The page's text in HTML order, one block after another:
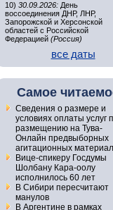
10) 30.09.2026: День
воссоединения ДНР, ЛНР,
Запорожской и Херсонской
областей с Российской
Федерацией (Россия)
все даты
Самое
Сведения о размере и
условиях оплаты услуг
размещению на Тува-
Онлайн предвыборных
агитационных
Вице-спикеру Госдумы
Шолбану Кара-оолу
исполнилось 60 лет
В Сибири пересчитают
манулов
В Аргентине в рамках